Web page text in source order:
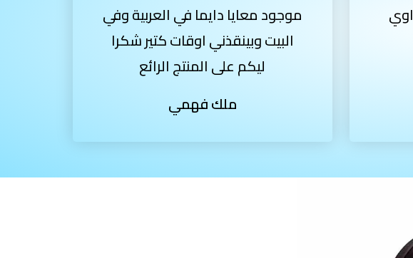
موجود معايا دايما في العربية وفي
البيت وبينقذني اوقات كتير شكرا
ليكم على المنتج الرائع
ملك فهمي